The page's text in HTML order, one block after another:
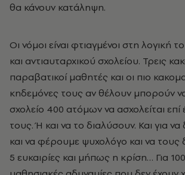
θα κάνουν κατάληψη.
Οι νόμοι είναι φτιαγμένοι στη λογική
και αντιαυταρχικού σχολείου. Τρεις
παραβατικοί μαθητές και οι πιο
κηδεμόνες τους αν θέλουν μπορούν
σχολείο 400 ατόμων να ασχολείται επί
τους. Ή και να το διαλύσουν. Και για να
και να φέρουμε ψυχολόγο και να
5 ευκαιρίες και μήπως η κρίση… Για